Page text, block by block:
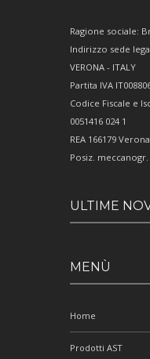
Ragione sociale:
Indirizzo sede
VERONA - ITALY
Partita IVA
Codice Fiscale e
0051416 024 1
REA 166179
Posiz. meccanogr.
ULTIME
MENÙ
Home
Prodotti AST